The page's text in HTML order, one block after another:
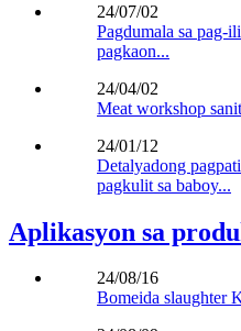
24/07/02
Pagdumala sa pag-
pagkaon...
24/04/02
Meat workshop
24/01/12
Detalyadong
pagkulit sa baboy...
Aplikasyon sa
24/08/16
Bomeida slaughter